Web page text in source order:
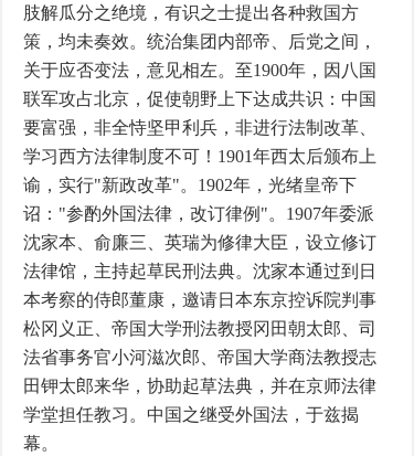
肢解瓜分之绝境，有识之士提出各种救国方
策，均未奏效。统治集团内部帝、后党之间，
关于应否变法，意见相左。至1900年，因八国
联军攻占北京，促使朝野上下达成共识：中国
要富强，非全恃坚甲利兵，非进行法制改革、
学习西方法律制度不可！1901年西太后颁布上
谕，实行"新政改革"。1902年，光绪皇帝下
诏："参酌外国法律，改订律例"。1907年委派
沈家本、俞廉三、英瑞为修律大臣，设立修订
法律馆，主持起草民刑法典。沈家本通过到日
本考察的侍郎董康，邀请日本东京控诉院判事
松冈义正、帝国大学刑法教授冈田朝太郎、司
法省事务官小河滋次郎、帝国大学商法教授志
田钾太郎来华，协助起草法典，并在京师法律
学堂担任教习。中国之继受外国法，于兹揭
幕。